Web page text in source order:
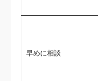
早めに相談